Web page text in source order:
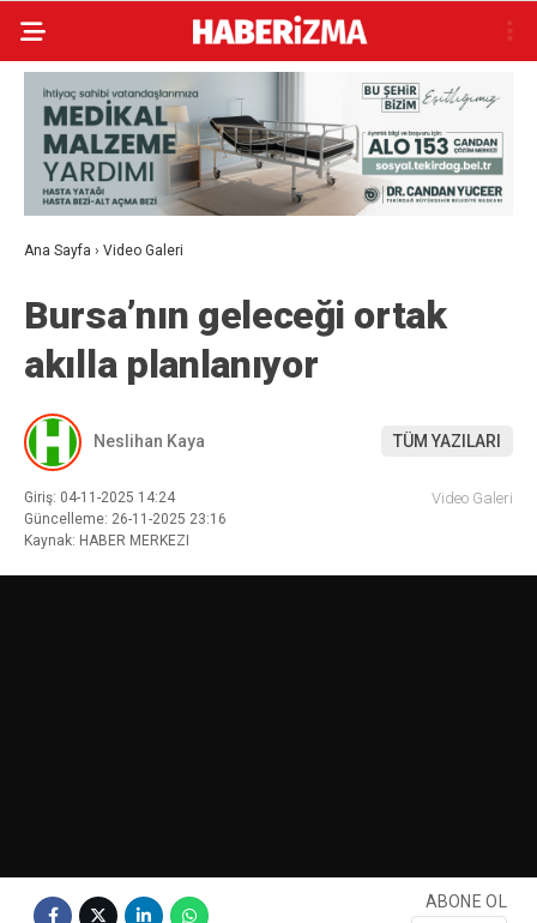
Ana Sayfa › Video Galeri
Bursa’nın geleceği ortak
akılla planlanıyor
Neslihan Kaya TÜM YAZILARI
Giriş: 04-11-2025 14:24
Güncelleme: 26-11-2025 23:16
Kaynak: HABER MERKEZI
Video Galeri
ABONE OL